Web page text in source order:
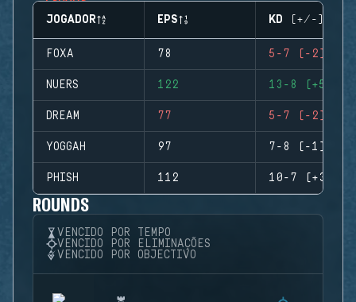
JOGADOR EPS KD (+/-)
FOXA 78 5-7 (-2)
NUERS 122 13-8 (+5)
DREAM 77 5-7 (-2)
YOGGAH 97 7-8 (-1)
PHISH 112 10-7 (+3)
ROUNDS
VENCIDO POR TEMPO
VENCIDO POR ELIMINAÇÕES
VENCIDO POR OBJECTIVO